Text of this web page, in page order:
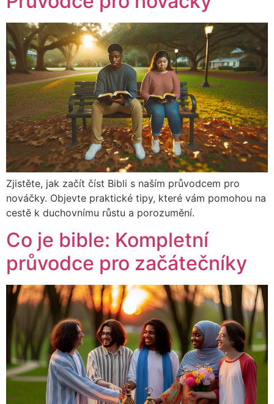
Zjistěte, jak začít číst Bibli s naším průvodcem pro
nováčky. Objevte praktické tipy, které vám pomohou na
cestě k duchovnímu růstu a porozumění.
Co je bible: Kompletní
průvodce pro začátečníky